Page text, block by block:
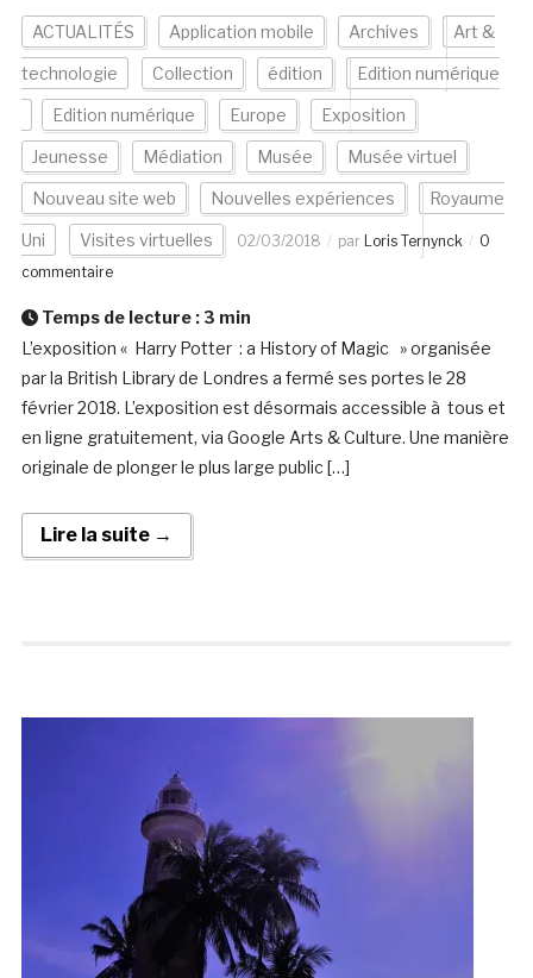
ACTUALITÉS Application mobile Archives Art &
technologie Collection édition Edition numérique
Edition numérique Europe Exposition
Jeunesse Médiation Musée Musée virtuel
Nouveau site web Nouvelles expériences Royaume
Uni Visites virtuelles 02/03/2018 par Loris Ternynck
0
commentaire
Temps de lecture : 3 min
L’exposition « Harry Potter : a History of Magic » organisée
par la British Library de Londres a fermé ses portes le 28
février 2018. L’exposition est désormais accessible à tous et
en ligne gratuitement, via Google Arts & Culture. Une manière
originale de plonger le plus large public […]
Lire la suite →